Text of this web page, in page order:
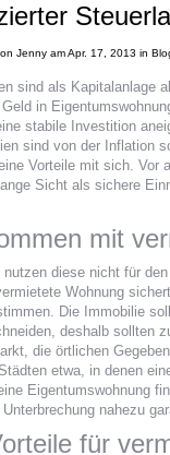
Jenny am Apr. 17, 2013 in
sind als Kapitalanlage
in
stabile Investition
sind von der Inflation
Vorteile mit sich. Vor
Sicht als sichere
mit
nutzen diese nicht für
Wohnung
Die Immobilie
deshalb sollten
die örtlichen
etwa, in denen
Eigentumswohnung
nahezu
für